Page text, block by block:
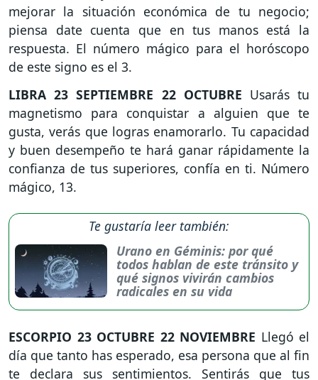
mejorar la situación económica de tu negocio;
piensa date cuenta que en tus manos está la
respuesta. El número mágico para el horóscopo
de este signo es el 3.
LIBRA 23 SEPTIEMBRE 22 OCTUBRE Usarás tu
magnetismo para conquistar a alguien que te
gusta, verás que logras enamorarlo. Tu capacidad
y buen desempeño te hará ganar rápidamente la
confianza de tus superiores, confía en ti. Número
mágico, 13.
Te gustaría leer también:
Urano en Géminis: por qué
todos hablan de este tránsito y
qué signos vivirán cambios
radicales en su vida
ESCORPIO 23 OCTUBRE 22 NOVIEMBRE Llegó el
día que tanto has esperado, esa persona que al fin
te declara sus sentimientos. Sentirás que tus